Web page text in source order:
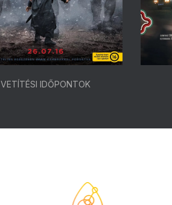
VETÍTÉSI IDŐPONTOK